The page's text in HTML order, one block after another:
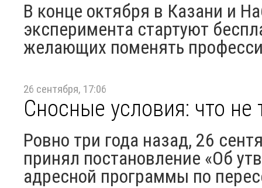
В конце октября в Казани и
эксперимента стартуют
желающих поменять
26 сентября, 17:06
Сносные условия: что
Ровно три года назад, 26
принял постановление «Об
адресной программы по